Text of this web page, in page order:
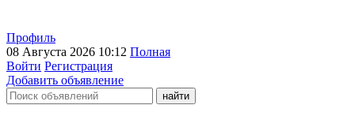
Профиль
08 Августа 2026 10:12 Полная
Войти Регистрация
Добавить объявление